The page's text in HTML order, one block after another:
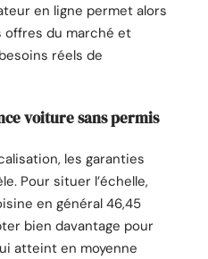
en ligne permet alors
offres du marché et
réels de
voiture sans permis
les garanties
Pour situer l’échelle,
en général 46,45
bien davantage pour
atteint en moyenne